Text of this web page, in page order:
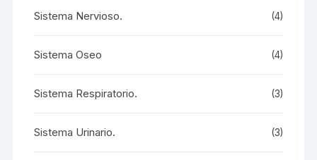
Sistema Nervioso. (4)
Sistema Oseo (4)
Sistema Respiratorio. (3)
Sistema Urinario. (3)